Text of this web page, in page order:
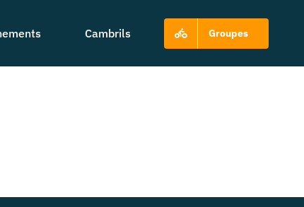
Cambrils Groupes